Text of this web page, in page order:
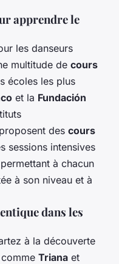
apprendre le
les danseurs
multitude de cours
écoles les plus
et la Fundación
des cours
sessions intensives
à chacun
à son niveau et à
dans les
à la découverte
Triana et